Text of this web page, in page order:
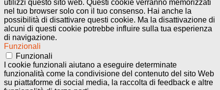
utilizzi questo sito web. Questi cookie verranno memorizzati
nel tuo browser solo con il tuo consenso. Hai anche la
possibilità di disattivare questi cookie. Ma la disattivazione di
alcuni di questi cookie potrebbe influire sulla tua esperienza
di navigazione.
Funzionali
Funzionali
I cookie funzionali aiutano a eseguire determinate
funzionalità come la condivisione del contenuto del sito Web
su piattaforme di social media, la raccolta di feedback e altre